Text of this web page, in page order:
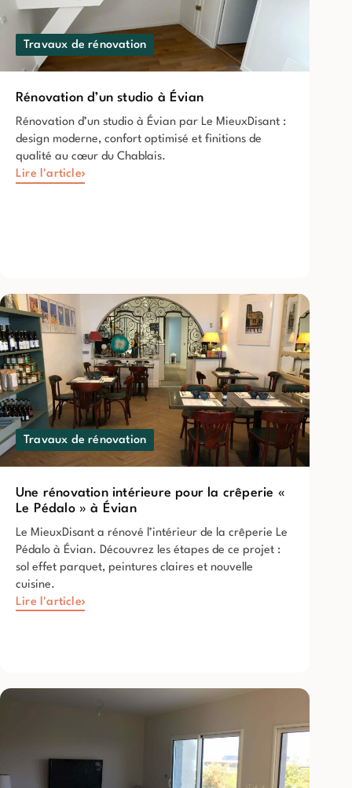
Travaux de rénovation
Rénovation d’un studio à Évian
Rénovation d’un studio à Évian par Le MieuxDisant :
design moderne, confort optimisé et finitions de
qualité au cœur du Chablais.
Lire l'article
Travaux de rénovation
Une rénovation intérieure pour la crêperie «
Le Pédalo » à Évian
Le MieuxDisant a rénové l’intérieur de la crêperie Le
Pédalo à Évian. Découvrez les étapes de ce projet :
sol effet parquet, peintures claires et nouvelle
cuisine.
Lire l'article